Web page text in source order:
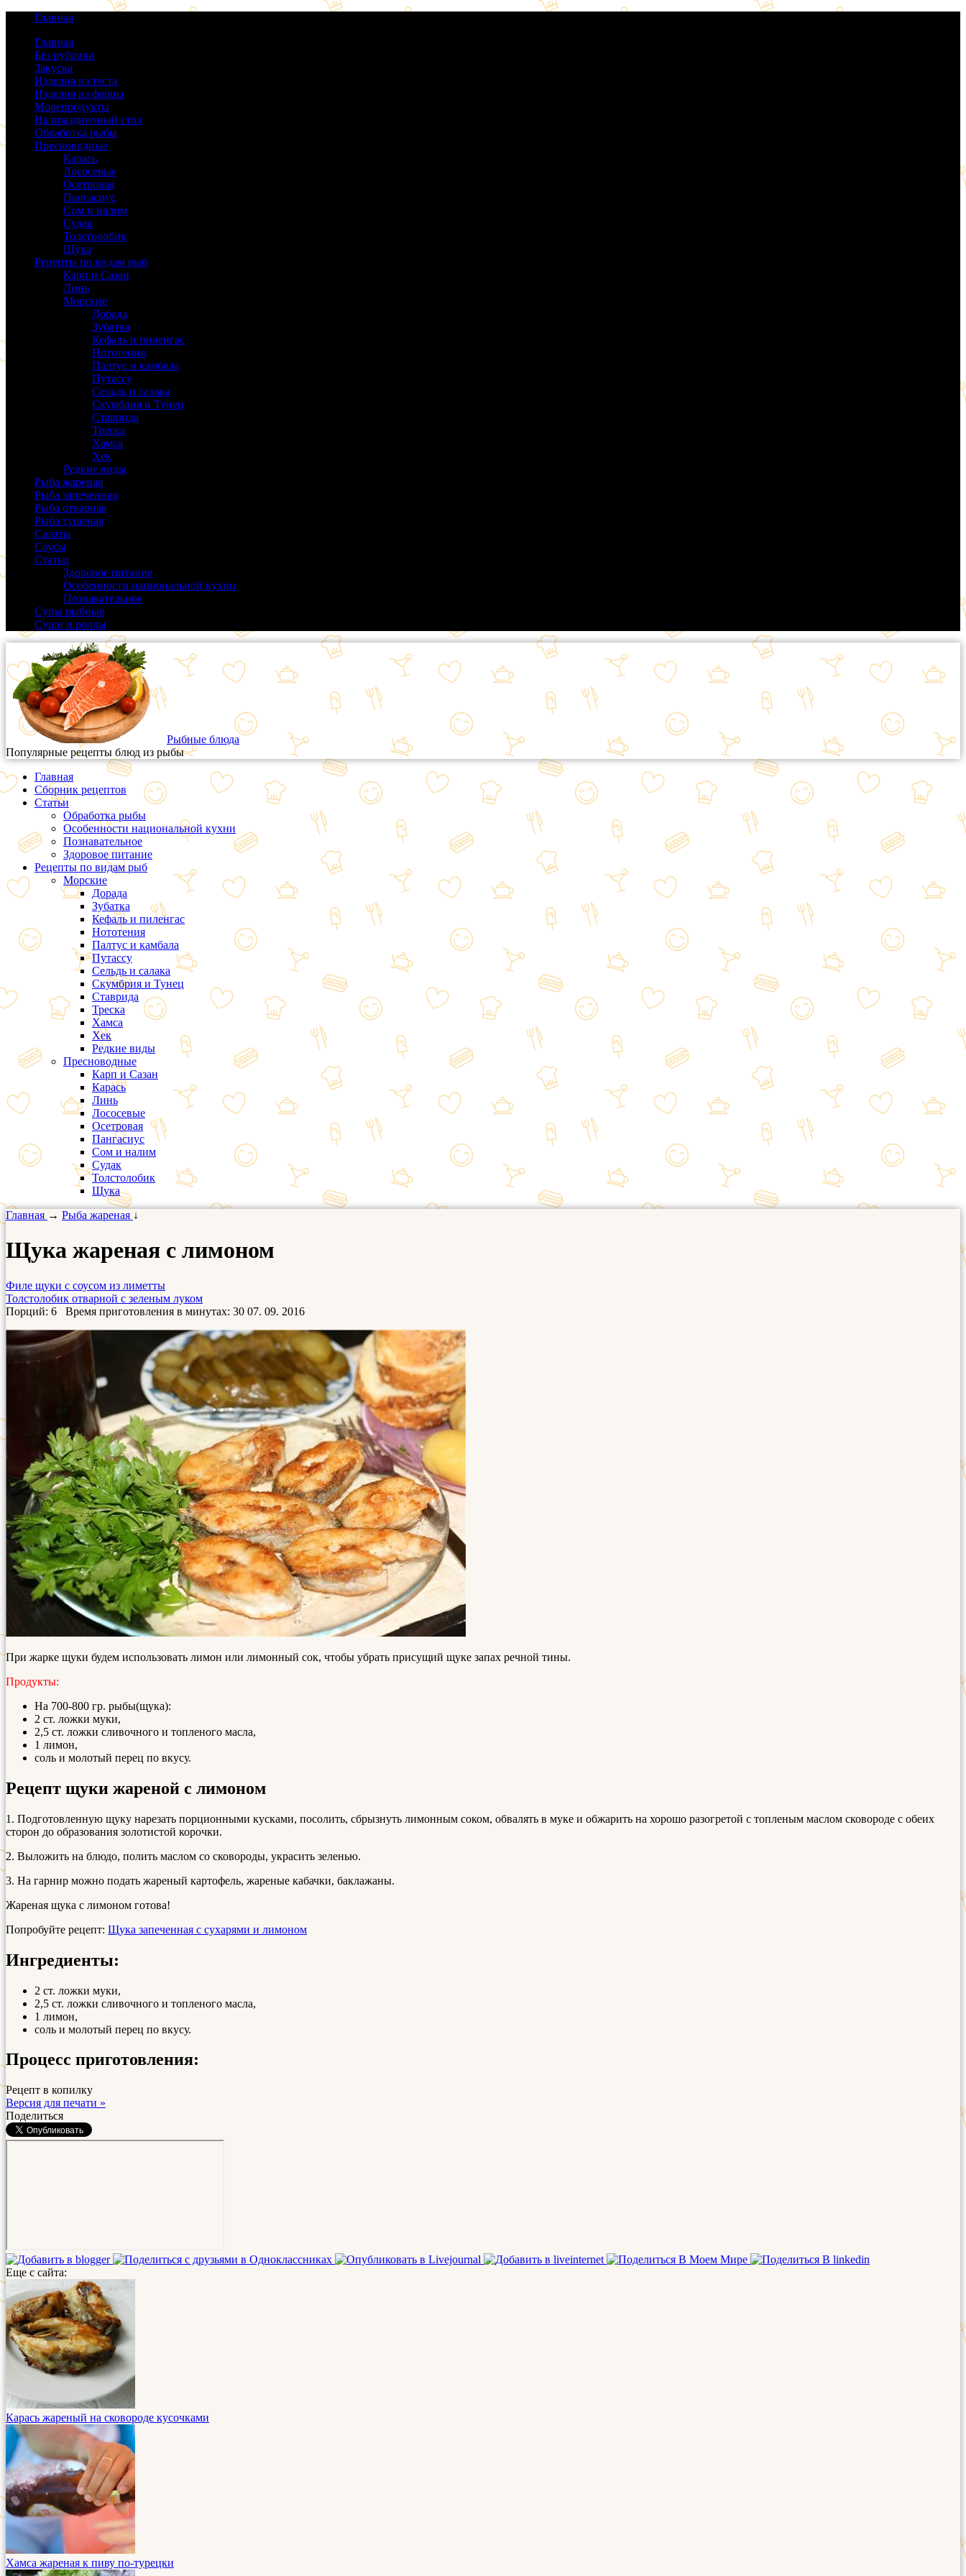
Главная
Главная
Без рубрики
Закуска
Изделия из теста
Изделия из фарша
Морепродукты
На праздничный стол
Обработка рыбы
Пресноводные
Карась
Лососевые
Осетровая
Пангасиус
Сом и налим
Судак
Толстолобик
Щука
Рецепты по видам рыб
Карп и Сазан
Линь
Морские
Дорада
Зубатка
Кефаль и пиленгас
Нототения
Палтус и камбала
Путассу
Сельдь и салака
Скумбрия и Тунец
Ставрида
Треска
Хамса
Хек
Редкие виды
Рыба жареная
Рыба запеченная
Рыба отварная
Рыба тушеная
Салаты
Соусы
Статьи
Здоровое питание
Особенности национальной кухни
Познавательное
Супы рыбные
Суши и роллы
Рыбные блюда
Популярные рецепты блюд из рыбы
Главная
Сборник рецептов
Статьи
Обработка рыбы
Особенности национальной кухни
Познавательное
Здоровое питание
Рецепты по видам рыб
Морские
Дорада
Зубатка
Кефаль и пиленгас
Нототения
Палтус и камбала
Путассу
Сельдь и салака
Скумбрия и Тунец
Ставрида
Треска
Хамса
Хек
Редкие виды
Пресноводные
Карп и Сазан
Карась
Линь
Лососевые
Осетровая
Пангасиус
Сом и налим
Судак
Толстолобик
Щука
Главная → Рыба жареная ↓
Щука жареная с лимоном
Филе щуки с соусом из лиметты
Толстолобик отварной с зеленым луком
Порций: 6 Время приготовления в минутах: 30 07. 09. 2016
При жарке щуки будем использовать лимон или лимонный сок, чтобы убрать присущий щуке запах речной тины.
Продукты:
На 700-800 гр. рыбы(щука):
2 ст. ложки муки,
2,5 ст. ложки сливочного и топленого масла,
1 лимон,
соль и молотый перец по вкусу.
Рецепт щуки жареной с лимоном
1. Подготовленную щуку нарезать порционными кусками, посолить, сбрызнуть лимонным соком, обвалять в муке и обжарить на хорошо разогретой с топленым маслом сковороде с обеих
сторон до образования золотистой корочки.
2. Выложить на блюдо, полить маслом со сковороды, украсить зеленью.
3. На гарнир можно подать жареный картофель, жареные кабачки, баклажаны.
Жареная щука с лимоном готова!
Попробуйте рецепт: Щука запеченная с сухарями и лимоном
Ингредиенты:
2 ст. ложки муки,
2,5 ст. ложки сливочного и топленого масла,
1 лимон,
соль и молотый перец по вкусу.
Процесс приготовления:
Рецепт в копилку
Версия для печати »
Поделиться
Еще с сайта:
Карась жареный на сковороде кусочками
Хамса жареная к пиву по-турецки